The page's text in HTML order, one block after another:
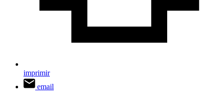
imprimir
email